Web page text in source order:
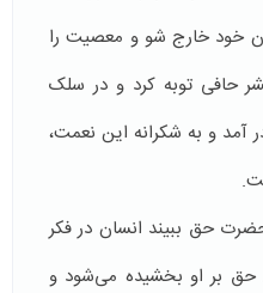
خود خارج شو و معصیت را
حافى توبه کرد و در سلک
آمد و به شکرانه این نعمت،
حق ببیند انسان در فکر
بر او بخشیده می‌شود و